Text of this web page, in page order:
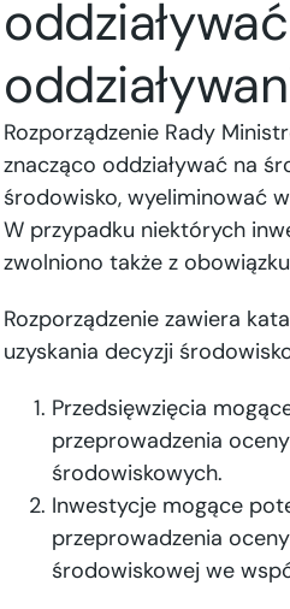
Rozporządzenie Rady
znacząco oddziaływać na
środowisko, wyeliminować
W przypadku niektórych
zwolniono także z
Rozporządzenie zawiera
uzyskania decyzji
Przedsięwzięcia
przeprowadzenia
środowiskowych.
Inwestycje mogące
przeprowadzenia
środowiskowej we